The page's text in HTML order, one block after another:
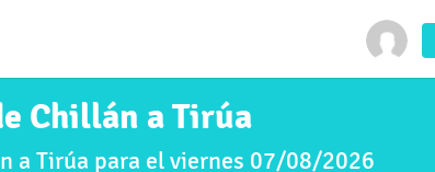
Chillán a Tirúa
a Tirúa para el viernes 07/08/2026